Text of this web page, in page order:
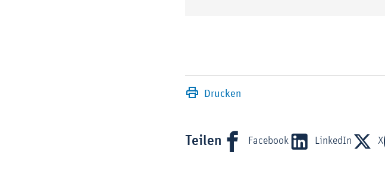
Drucken
Teilen Facebook LinkedIn X